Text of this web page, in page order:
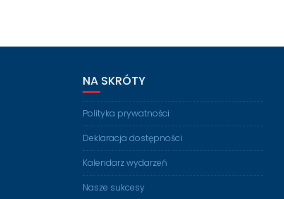
NA SKRÓTY
Polityka prywatności
Deklaracja dostępności
Kalendarz wydarzeń
Nasze sukcesy